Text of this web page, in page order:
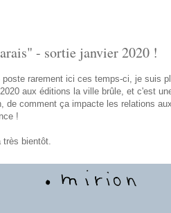
- sortie janvier 2020 !
rarement ici ces temps-ci, je suis
aux éditions la ville brûle, et c'est
de comment ça impacte les relations
!
très bientôt.